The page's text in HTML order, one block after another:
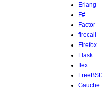
Erlang
F#
Factor
firecall
Firefox
Flask
flex
Gauche